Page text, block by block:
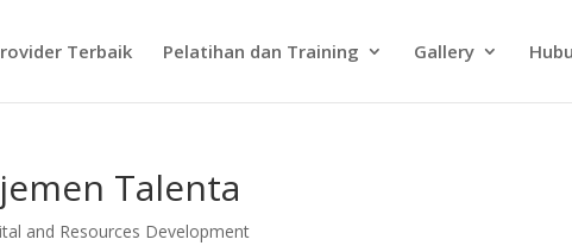
Terbaik Pelatihan dan Training Gallery
Talenta
and Resources Development